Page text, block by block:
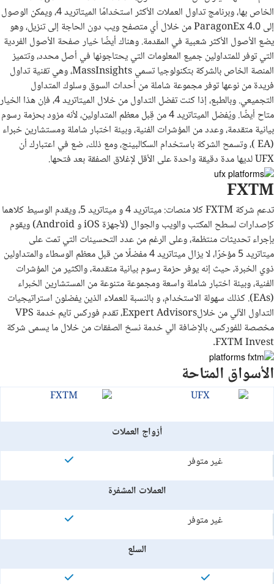
الخاص بها، وبرنامج تداول العملات الأكثر استخدامًا الميتاتريد 4، ويمكن الوصول
إلى ParagonEx 4.0 من خلال أي متصفح ويب دون الحاجة إلى تنزيل، وهو
يضع الأصول الأكثر شعبية في المقدمة. وهناك أيضًا خيار صفحة الأصول الفردية
التي توفر للمتداولين جميع المعلومات التي يحتاجونها في أصل محدد، وتتميز
المنصة الخاص بالشركة بتكنولوجيا تسمي MassInsights، وهي تقنية تداول
فريدة من نوعها توفر مجموعة شاملة من أحداث السوق وسلوك المتداول
التجميعي. وبالطبع، إذا كنت تفضل التداول من خلال الميتاتريد 4، فإن هذا الخيار
متاح أيضًا. ويُفضل الميتاتريد 4 من قِبل معظم المتداولين، لأنه مزود بحزمة رسوم
بيانية متقدمة، وعدد من المؤشرات الفنية، وبيئة اختبار شاملة ومستشارين خبراء
(EA )، وتسمح الشركة باستخدام السكالبينج، ومع ذلك، ضع في اعتبارك أن
UFX لديها مدة دقيقة واحدة على الأقل لإغلاق الصفقة بعد فتحها.
FXTM
تدعم شركة FXTM كلا منصات: ميتاتريد 4 و ميتاتريد 5، ويقدم الوسيط كلاهما
كإصدارات لسطح المكتب والويب والجوال (لأجهزة iOS و Android) ويقوم
بإجراء تحديثات منتظمة، وعلى الرغم من عدد التحسينات التي تمت على
ميتاتريد 5 مؤخرًا، لا يزال ميتاتريد 4 مفضلًا من قبل معظم الوسطاء والمتداولين
ذوي الخبرة، حيث إنه يوفر حزمة رسوم بيانية متقدمة، والكثير من المؤشرات
الفنية، وبيئة اختبار شاملة واسعة ومجموعة متنوعة من المستشارين الخبراء
(EAs). كذلك سهولة الاستخدام، و بالنسبة للعملاء الذين يفضلون استراتيجيات
التداول الآلي من خلالExpert Advisors، تقدم فوركس تايم خدمة VPS
مخصصة للفوركس، بالإضافة الي خدمة نسخ الصفقات من خلال ما يسمى شركة
FXTM Invest.
الأسواق المتاحة
أزواج العملات
غير متوفر
العملات المشفرة
غير متوفر
السلع